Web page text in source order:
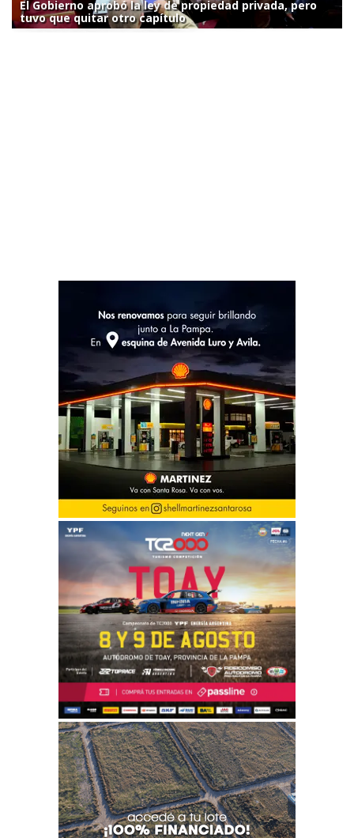
El Gobierno aprobó la ley de propiedad privada, pero
tuvo que quitar otro capítulo